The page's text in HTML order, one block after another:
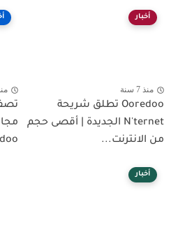
أخبار
منذ 7 سنة
Ooredoo تطلق شريحة
N'ternet الجديدة | أقصى حجم
من الانترنت...
منذ 9
أخبار